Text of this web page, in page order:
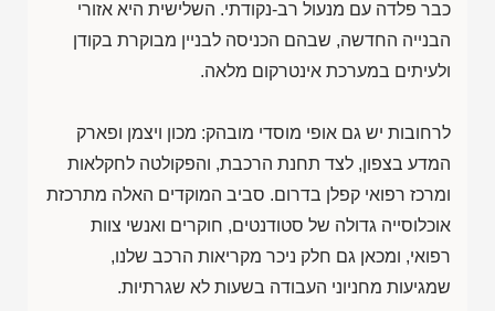
כבר פלדה עם מנעול רב-נקודתי. השלישית היא אזורי
הבנייה החדשה, שבהם הכניסה לבניין מבוקרת בקודן
ולעיתים במערכת אינטרקום מלאה.
לרחובות יש גם אופי מוסדי מובהק: מכון ויצמן ופארק
המדע בצפון, לצד תחנת הרכבת, והפקולטה לחקלאות
ומרכז רפואי קפלן בדרום. סביב המוקדים האלה מתרכזת
אוכלוסייה גדולה של סטודנטים, חוקרים ואנשי צוות
רפואי, ומכאן גם חלק ניכר מקריאות הרכב שלנו,
שמגיעות מחניוני העבודה בשעות לא שגרתיות.